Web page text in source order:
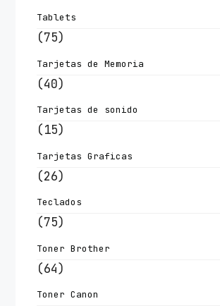
Tablets
(75)
Tarjetas de Memoria
(40)
Tarjetas de sonido
(15)
Tarjetas Graficas
(26)
Teclados
(75)
Toner Brother
(64)
Toner Canon